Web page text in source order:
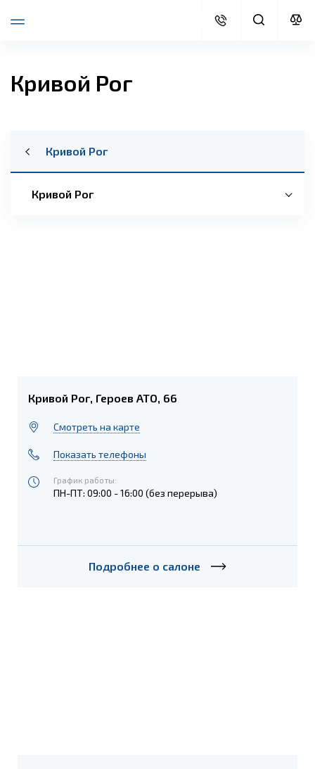
Кривой Рог
Кривой Рог
Кривой Рог
Кривой Рог, Героев АТО, 66
Cмотреть на карте
Показать телефоны
График работы:
ПН-ПТ: 09:00 - 16:00 (без перерыва)
Подробнее о салоне